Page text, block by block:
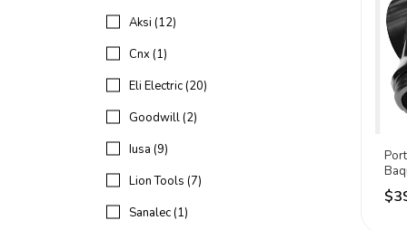
Aksi (12)
Cnx (1)
Eli Electric (20)
Goodwill (2)
Iusa (9)
Lion Tools (7)
Sanalec (1)